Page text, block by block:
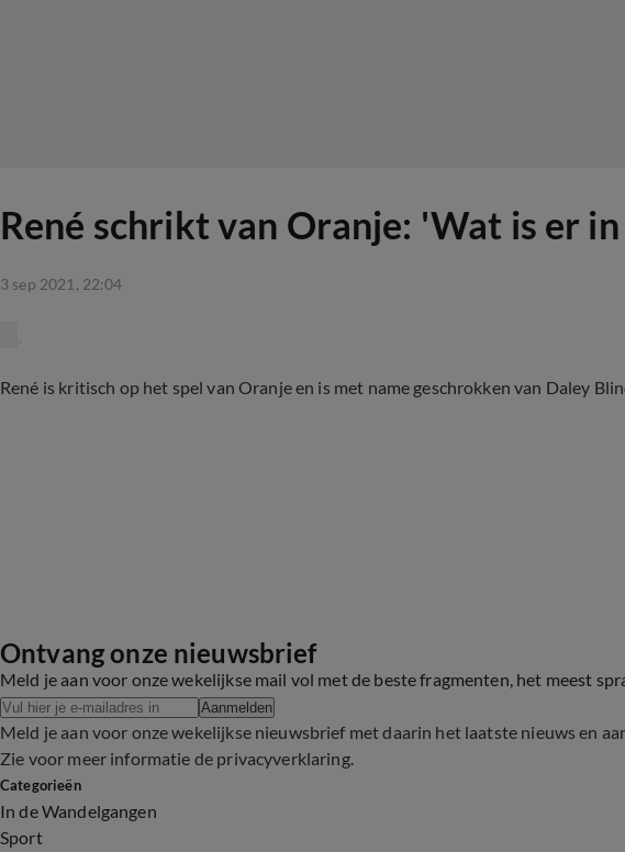
René schrikt van Oranje: 'Wat is er
3 sep 2021, 22:04
René is kritisch op het spel van Oranje en is met name geschrokken van Daley
Ontvang onze nieuwsbrief
Meld je aan voor onze wekelijkse mail vol met de beste fragmenten, het meest
Aanmelden
Meld je aan voor onze wekelijkse nieuwsbrief met daarin het laatste nieuws en
Zie voor meer informatie de privacyverklaring.
Categorieën
In de Wandelgangen
Sport